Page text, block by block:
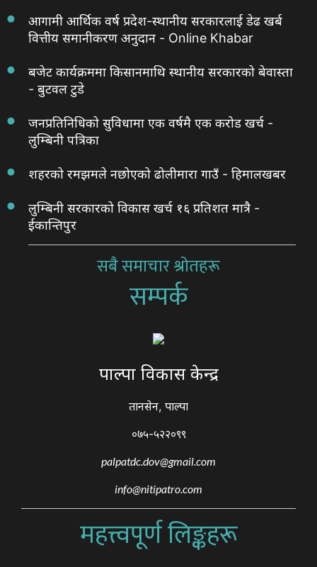
आगामी आर्थिक वर्ष प्रदेश-स्थानीय सरकारलाई डेढ खर्ब
वित्तीय समानीकरण अनुदान - Online Khabar
बजेट कार्यक्रममा किसानमाथि स्थानीय सरकारको बेवास्ता
- बुटवल टुडे
जनप्रतिनिधिको सुविधामा एक वर्षमै एक करोड खर्च -
लुम्बिनी पत्रिका
शहरको रमझमले नछोएको ढोलीमारा गाउँ - हिमालखबर
लुम्बिनी सरकारको विकास खर्च १६ प्रतिशत मात्रै -
ईकान्तिपुर
सबै समाचार श्रोतहरू
सम्पर्क
पाल्पा विकास केन्द्र
तानसेन, पाल्पा
०७५-५२२०९९
palpatdc.dov@gmail.com
info@nitipatro.com
महत्त्वपूर्ण लिङ्कहरू